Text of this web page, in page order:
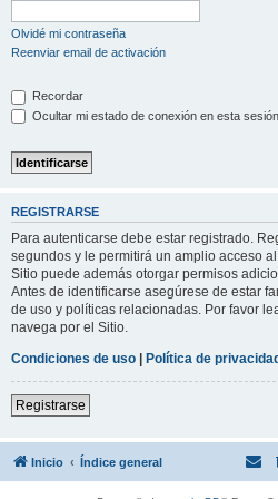
Olvidé mi contraseña
Reenviar email de activación
Recordar
Ocultar mi estado de conexión en esta sesión
REGISTRARSE
Para autenticarse debe estar registrado.
segundos y le permitirá un amplio acceso
Sitio puede además otorgar permisos
Antes de identificarse asegúrese de estar
de uso y políticas relacionadas. Por favor
navega por el Sitio.
Condiciones de uso | Política de
Registrarse
Inicio Índice general